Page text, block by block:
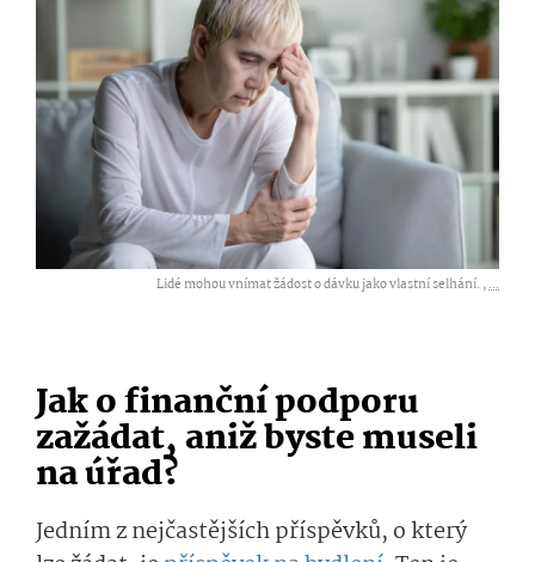
Lidé mohou vnímat žádost o dávku jako vlastní selhání. ,...
Jak o finanční podporu
zažádat, aniž byste museli
na úřad?
Jedním z nejčastějších příspěvků, o který